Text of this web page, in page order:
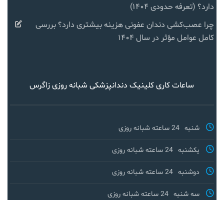
دارد؟ (تعرفه حدودی ۱۴۰۴)
چرا عصب‌کشی دندان عفونی هزینه بیشتری دارد؟ بررسی
کامل عوامل مؤثر در سال ۱۴۰۴
ساعات کاری کلینیک دندانپزشکی شبانه روزی زاگرس
شنبه 24 ساعته شبانه روزی
یکشنبه 24 ساعته شبانه روزی
دوشنبه 24 ساعته شبانه روزی
سه شنبه 24 ساعته شبانه روزی